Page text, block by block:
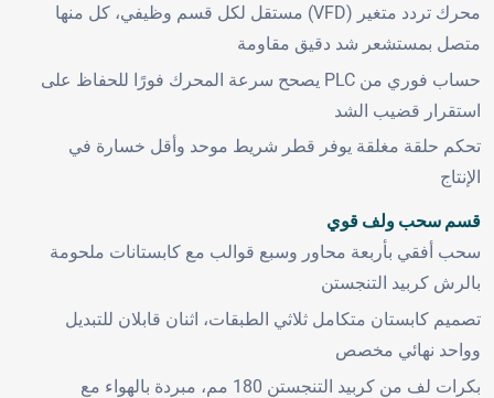
محرك تردد متغير (VFD) مستقل لكل قسم وظيفي، كل منها
متصل بمستشعر شد دقيق مقاومة
حساب فوري من PLC يصحح سرعة المحرك فورًا للحفاظ على
استقرار قضيب الشد
تحكم حلقة مغلقة يوفر قطر شريط موحد وأقل خسارة في
الإنتاج
قسم سحب ولف قوي
سحب أفقي بأربعة محاور وسبع قوالب مع كابستانات ملحومة
بالرش كربيد التنجستن
تصميم كابستان متكامل ثلاثي الطبقات، اثنان قابلان للتبديل
وواحد نهائي مخصص
بكرات لف من كربيد التنجستن 180 مم، مبردة بالهواء مع